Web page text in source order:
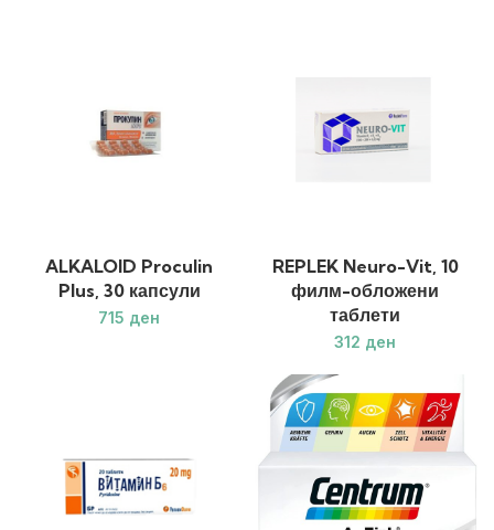
ALKALOID Proculin
Plus, 30 капсули
ден
REPLEK Neuro-Vit, 10
филм-обложени
таблети
ден